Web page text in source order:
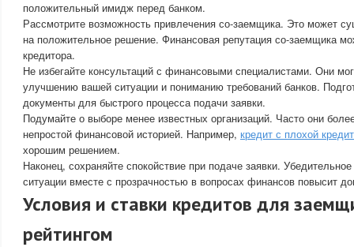
положительный имидж перед банком.
Рассмотрите возможность привлечения со-заемщика. Это может
на положительное решение. Финансовая репутация со-заемщика
кредитора.
Не избегайте консультаций с финансовыми специалистами. Они
улучшению вашей ситуации и пониманию требований банков.
документы для быстрого процесса подачи заявки.
Подумайте о выборе менее известных организаций. Часто они
непростой финансовой историей. Например, кредит с плохой
хорошим решением.
Наконец, сохраняйте спокойствие при подаче заявки.
ситуации вместе с прозрачностью в вопросах финансов повысит
Условия и ставки кредитов для
рейтингом